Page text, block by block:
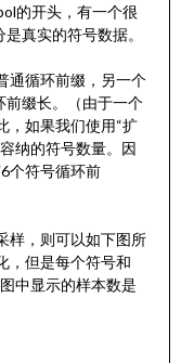
的开头，有一个很
真实的符号数据。
通循环前缀，另一个
前缀长。（由于一个
，如果我们使用“扩
纳的符号数量。因
个符号循环前
样，则可以如下图所
，但是每个符号和
中显示的样本数是